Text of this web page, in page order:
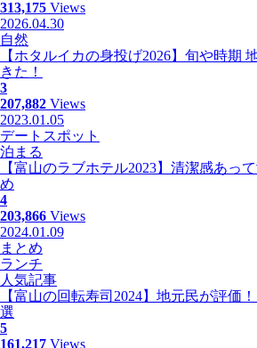
313,175 Views
2026.04.30
自然
【ホタルイカの身投げ2026】旬や時期
きた！
3
207,882 Views
2023.01.05
デートスポット
泊まる
【富山のラブホテル2023】清潔感あっ
め
4
203,866 Views
2024.01.09
まとめ
ランチ
人気記事
【富山の回転寿司2024】地元民が評価
選
5
161,217 Views